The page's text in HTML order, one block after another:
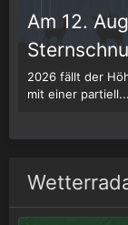
Am 12.
2026 fällt der
mit einer partiell...